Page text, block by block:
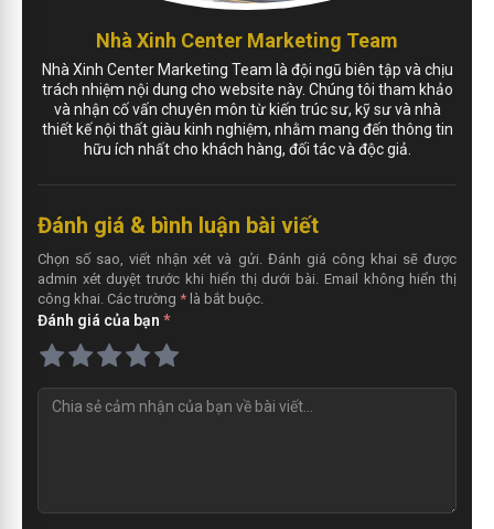
Nhà Xinh Center Marketing Team
Nhà Xinh Center Marketing Team là đội ngũ biên tập và chịu
trách nhiệm nội dung cho website này. Chúng tôi tham khảo
và nhận cố vấn chuyên môn từ kiến trúc sư, kỹ sư và nhà
thiết kế nội thất giàu kinh nghiệm, nhằm mang đến thông tin
hữu ích nhất cho khách hàng, đối tác và độc giả.
Đánh giá & bình luận bài viết
Chọn số sao, viết nhận xét và gửi. Đánh giá công khai sẽ được
admin xét duyệt trước khi hiển thị dưới bài. Email không hiển thị
công khai. Các trường *là bắt buộc.
Đánh giá của bạn *
é